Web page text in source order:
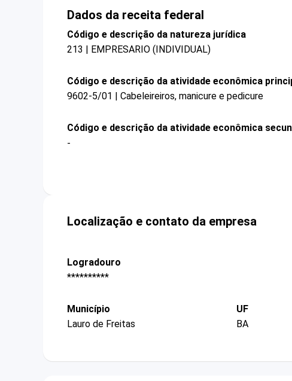
Dados da receita federal
Código e descrição da natureza jurídica
213 | EMPRESARIO (INDIVIDUAL)
Código e descrição da atividade econômica
9602-5/01 | Cabeleireiros, manicure e pedicure
Código e descrição da atividade econômica
-
Localização e contato da empresa
Logradouro
**********
Município
Lauro de Freitas
UF
BA